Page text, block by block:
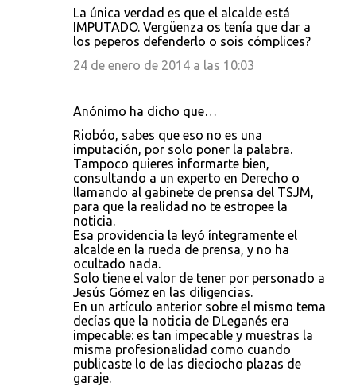
La única verdad es que el alcalde está
IMPUTADO. Vergüenza os tenía que dar a
los peperos defenderlo o sois cómplices?
24 de enero de 2014 a las 10:03
Anónimo ha dicho que…
Riobóo, sabes que eso no es una
imputación, por solo poner la palabra.
Tampoco quieres informarte bien,
consultando a un experto en Derecho o
llamando al gabinete de prensa del TSJM,
para que la realidad no te estropee la
noticia.
Esa providencia la leyó íntegramente el
alcalde en la rueda de prensa, y no ha
ocultado nada.
Solo tiene el valor de tener por personado a
Jesús Gómez en las diligencias.
En un artículo anterior sobre el mismo tema
decías que la noticia de DLeganés era
impecable: es tan impecable y muestras la
misma profesionalidad como cuando
publicaste lo de las dieciocho plazas de
garaje.